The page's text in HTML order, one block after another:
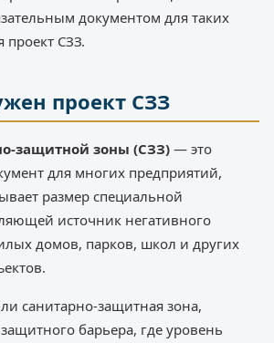
документом для таких
проект СЗЗ.
проект СЗЗ
защитной зоны (СЗЗ) — это
для многих предприятий,
размер специальной
источник негативного
домов, парков, школ и других
санитарно-защитная зона,
барьера, где уровень